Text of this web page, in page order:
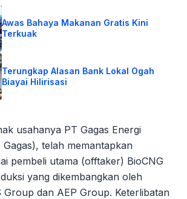
Awas Bahaya Makanan Gratis Kini
Terkuak
Terungkap Alasan Bank Lokal Ogah
Biayai Hilirisasi
usahanya PT Gagas Energi
Gagas), telah memantapkan
pembeli utama (offtaker) BioCNG
yang dikembangkan oleh
Group dan AEP Group. Keterlibatan